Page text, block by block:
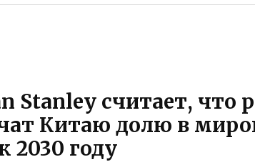
Stanley считает,
Китаю долю в
2030 году